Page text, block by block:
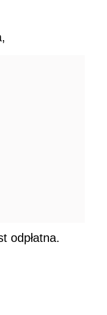
odpłatna.